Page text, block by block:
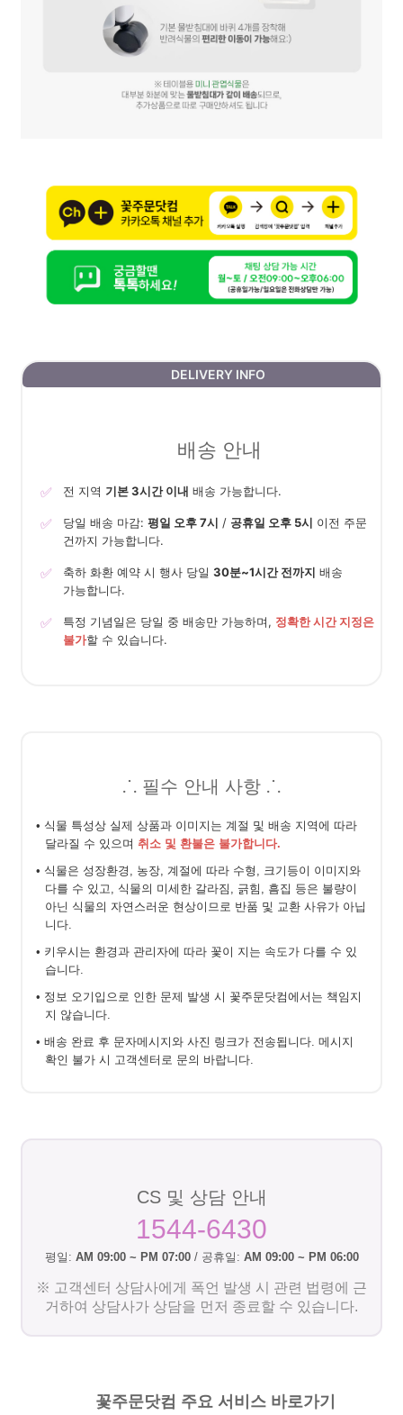
DELIVERY INFO
배송 안내
✅ 전 지역 기본 3시간 이내 배송 가능합니다.
✅ 당일 배송 마감: 평일 오후 7시 / 공휴일 오후 5시 이전 주문
건까지 가능합니다.
✅ 축하 화환 예약 시 행사 당일 30분~1시간 전까지 배송
가능합니다.
✅ 특정 기념일은 당일 중 배송만 가능하며, 정확한 시간 지정은
불가할 수 있습니다.
⸫ 필수 안내 사항 ⸫
• 식물 특성상 실제 상품과 이미지는 계절 및 배송 지역에 따라
달라질 수 있으며 취소 및 환불은 불가합니다.
• 식물은 성장환경, 농장, 계절에 따라 수형, 크기등이 이미지와
다를 수 있고, 식물의 미세한 갈라짐, 긁힘, 흠집 등은 불량이
아닌 식물의 자연스러운 현상이므로 반품 및 교환 사유가 아닙
니다.
• 키우시는 환경과 관리자에 따라 꽃이 지는 속도가 다를 수 있
습니다.
• 정보 오기입으로 인한 문제 발생 시 꽃주문닷컴에서는 책임지
지 않습니다.
• 배송 완료 후 문자메시지와 사진 링크가 전송됩니다. 메시지
확인 불가 시 고객센터로 문의 바랍니다.
CS 및 상담 안내
1544-6430
평일: AM 09:00 ~ PM 07:00 / 공휴일: AM 09:00 ~ PM 06:00
※ 고객센터 상담사에게 폭언 발생 시 관련 법령에 근
거하여 상담사가 상담을 먼저 종료할 수 있습니다.
꽃주문닷컴 주요 서비스 바로가기